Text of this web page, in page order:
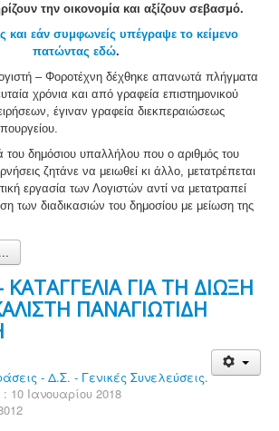
την οικονομία και αξίζουν σεβασμό.
και εάν συμφωνείς υπέγραψε το κείμενο
πατώντας εδώ.
– Φοροτέχνη δέχθηκε απανωτά πλήγματα
χρόνια και από γραφεία επιστημονικού
έγιναν γραφεία διεκπεραιώσεως
του δημόσιου υπαλλήλου που ο αριθμός του
ζητάνε να μειωθεί κι άλλο, μετατρέπεται
εργασία των Λογιστών αντί να μετατραπεί
των διαδικασιών του δημοσίου με μείωση της
ΓΙΑ ΤΗ ΔΙΩΞΗ
ΠΑΝΑΓΙΩΤΙΔΗ
- Δ.Σ. - Γενικές Συνελεύσεις.
10 Ιανουαρίου 2018